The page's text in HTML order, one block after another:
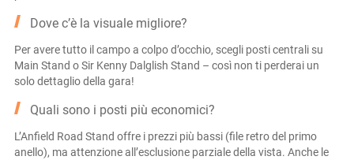
Dove c’è la visuale migliore?
Per avere tutto il campo a colpo d’occhio, scegli posti centrali su
Main Stand o Sir Kenny Dalglish Stand – così non ti perderai un
solo dettaglio della gara!
Quali sono i posti più economici?
L’Anfield Road Stand offre i prezzi più bassi (file retro del primo
anello), ma attenzione all’esclusione parziale della vista. Anche le